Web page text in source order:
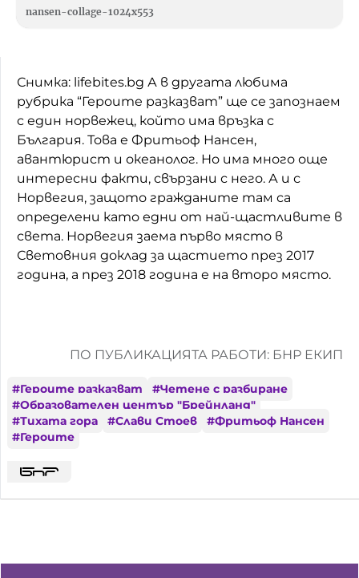
nansen-collage-1024x553
Снимка: lifebites.bg А в другата любима
рубрика “Героите разказват” ще се запознаем
с един норвежец, който има връзка с
България. Това е Фритьоф Нансен,
авантюрист и океанолог. Но има много още
интересни факти, свързани с него. А и с
Норвегия, защото гражданите там са
определени като едни от най-щастливите в
света. Норвегия заема първо място в
Световния доклад за щастието през 2017
година, а през 2018 година е на второ място.
ПО ПУБЛИКАЦИЯТА РАБОТИ: БНР ЕКИП
#Героите разказват #Четене с разбиране
#Образователен център "Брейнланд"
#Тихата гора #Слави Стоев #Фритьоф Нансен
#Героите